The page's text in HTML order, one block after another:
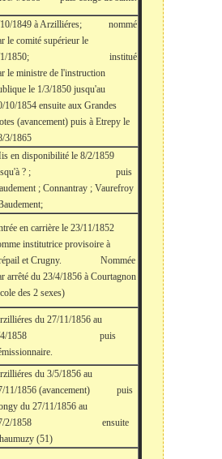
10/1849 à Arzilliéres; nommé
le comité supérieur le
1/1850; institué
le ministre de l'instruction
le 1/3/1850 jusqu'au
10/1854 ensuite aux Grandes
(avancement) puis à Etrepy le
3/1865
en disponibilité le 8/2/1859
? ; puis
; Connantray ; Vaurefroy
en carrière le 23/11/1852
institutrice provisoire à
et Crugny. Nommée
arrêté du 23/4/1856 à Courtagnon
des 2 sexes)
du 27/11/1856 au
4/1858 puis
du 3/5/1856 au
11/1856 (avancement) puis
du 27/11/1856 au
2/1858 ensuite
(51)